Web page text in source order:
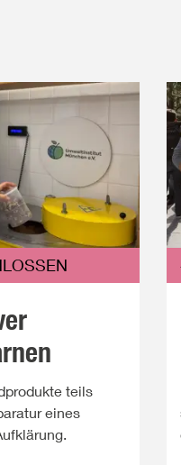
teils
eines